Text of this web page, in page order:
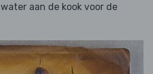
aan de kook voor de